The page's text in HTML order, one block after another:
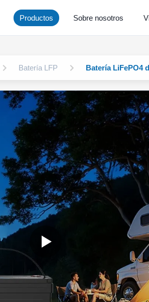
Productos Sobre nosotros
Batería LFP Batería LiFePO4